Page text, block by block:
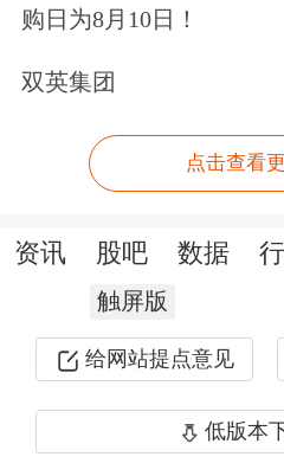
购日为8月10日！
双英集团
点击查看
资讯 股吧 数据
触屏版
给网站提点意见
低版本